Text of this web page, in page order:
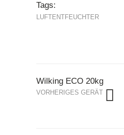
Tags:
LUFTENTFEUCHTER
Wilking ECO 20kg
VORHERIGES GERÄT